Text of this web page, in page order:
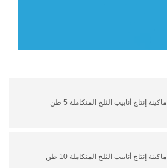
ماكينة إنتاج أنابيب الثلج المتكاملة 5 طن
ماكينة إنتاج أنابيب الثلج المتكاملة 10 طن